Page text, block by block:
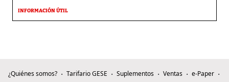
INFORMACIÓN ÚTIL
¿Quiénes somos? Tarifario GESE Suplementos Ventas
e-Paper